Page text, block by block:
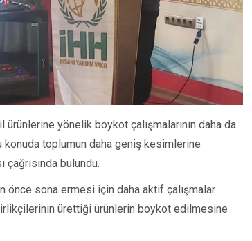
ürünlerine yönelik boykot çalışmalarının daha da
konuda toplumun daha geniş kesimlerine
çağrısında bulundu.
önce sona ermesi için daha aktif çalışmalar
ürettiği ürünlerin boykot edilmesine